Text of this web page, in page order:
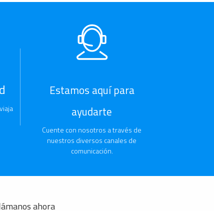
Estamos aquí para
ayudarte
Cuente con nosotros a través de
nuestros diversos canales de
comunicación.
ahora